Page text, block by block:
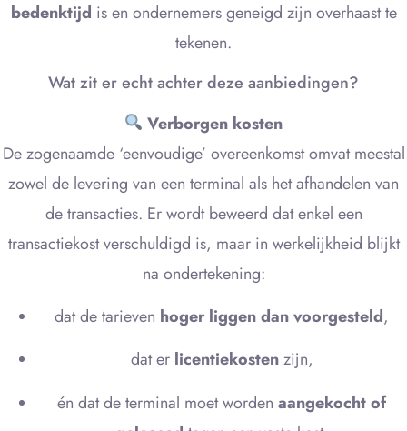
bedenktijd is en ondernemers geneigd zijn overhaast te
tekenen.
Wat zit er echt achter deze aanbiedingen?
Verborgen kosten
De zogenaamde ‘eenvoudige’ overeenkomst omvat meestal
zowel de levering van een terminal als het afhandelen van
de transacties. Er wordt beweerd dat enkel een
transactiekost verschuldigd is, maar in werkelijkheid blijkt
na ondertekening:
dat de tarieven hoger liggen dan voorgesteld,
dat er licentiekostenzijn,
én dat de terminal moet worden aangekocht of